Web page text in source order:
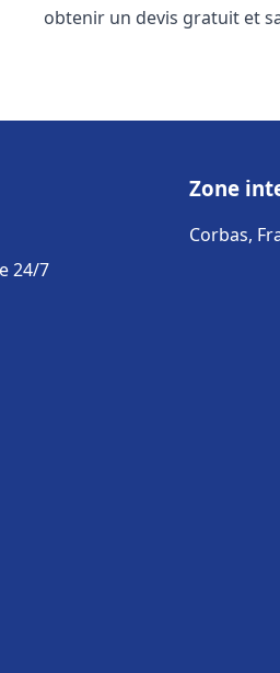
obtenir un devis gratuit et
24/7
Zone
Corbas,